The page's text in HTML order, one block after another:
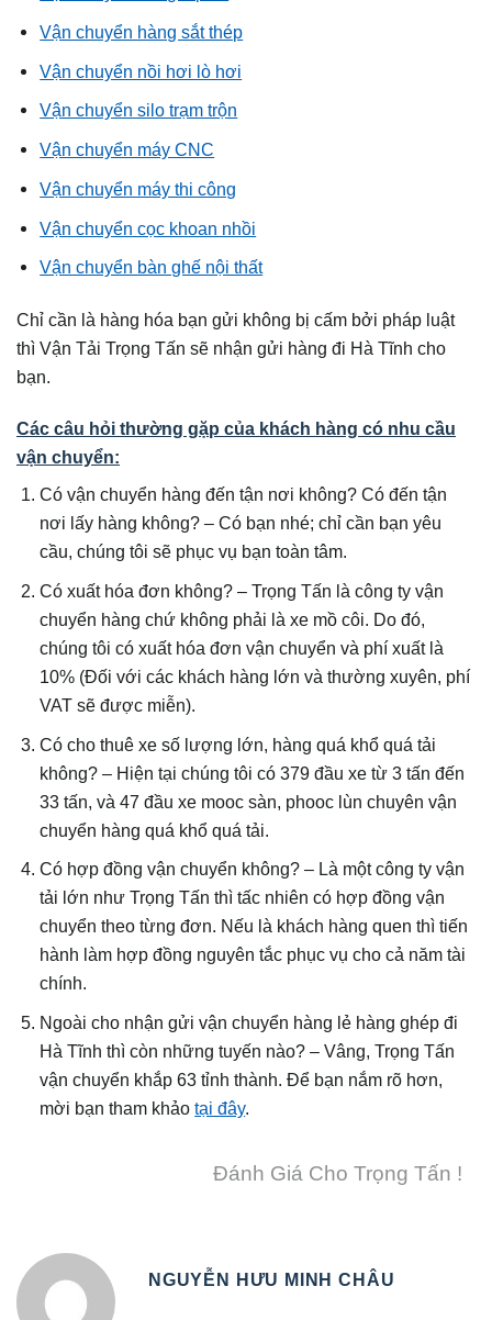
Vận chuyển hàng sắt thép
Vận chuyển nồi hơi lò hơi
Vận chuyển silo trạm trộn
Vận chuyển máy CNC
Vận chuyển máy thi công
Vận chuyển cọc khoan nhồi
Vận chuyển bàn ghế nội thất
Chỉ cần là hàng hóa bạn gửi không bị cấm bởi pháp luật
thì Vận Tải Trọng Tấn sẽ nhận gửi hàng đi Hà Tĩnh cho
bạn.
Các câu hỏi thường gặp của khách hàng có nhu cầu
vận chuyển:
Có vận chuyển hàng đến tận nơi không? Có đến tận
nơi lấy hàng không? – Có bạn nhé; chỉ cần bạn yêu
cầu, chúng tôi sẽ phục vụ bạn toàn tâm.
Có xuất hóa đơn không? – Trọng Tấn là công ty vận
chuyển hàng chứ không phải là xe mồ côi. Do đó,
chúng tôi có xuất hóa đơn vận chuyển và phí xuất là
10% (Đối với các khách hàng lớn và thường xuyên, phí
VAT sẽ được miễn).
Có cho thuê xe số lượng lớn, hàng quá khổ quá tải
không? – Hiện tại chúng tôi có 379 đầu xe từ 3 tấn đến
33 tấn, và 47 đầu xe mooc sàn, phooc lùn chuyên vận
chuyển hàng quá khổ quá tải.
Có hợp đồng vận chuyển không? – Là một công ty vận
tải lớn như Trọng Tấn thì tấc nhiên có hợp đồng vận
chuyển theo từng đơn. Nếu là khách hàng quen thì tiến
hành làm hợp đồng nguyên tắc phục vụ cho cả năm tài
chính.
Ngoài cho nhận gửi vận chuyển hàng lẻ hàng ghép đi
Hà Tĩnh thì còn những tuyến nào? – Vâng, Trọng Tấn
vận chuyển khắp 63 tỉnh thành. Để bạn nắm rõ hơn,
mời bạn tham khảotại đây.
Đánh Giá Cho Trọng Tấn !
NGUYỄN HƯU MINH CHÂU